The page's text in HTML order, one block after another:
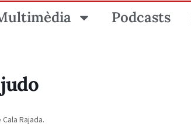
Podcasts
Rajada.